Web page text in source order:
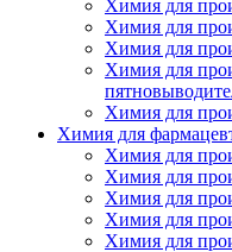
Химия для
Химия для
Химия для
Химия для
Химия для
Химия для
Химия для
Химия для
Химия для
Химия для
Химия для